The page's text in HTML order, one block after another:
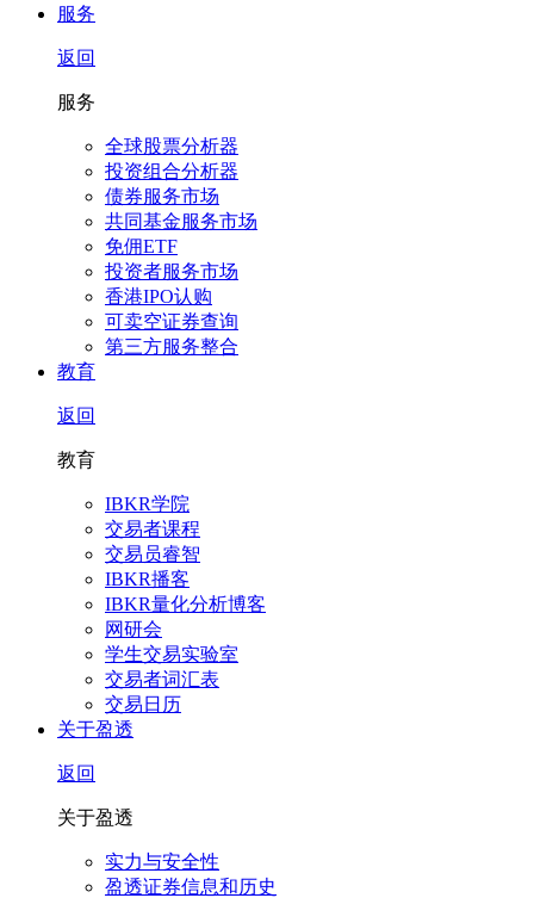
服务
返回
服务
全球股票分析器
投资组合分析器
债券服务市场
共同基金服务市场
免佣ETF
投资者服务市场
香港IPO认购
可卖空证券查询
第三方服务整合
教育
返回
教育
IBKR学院
交易者课程
交易员睿智
IBKR播客
IBKR量化分析博客
网研会
学生交易实验室
交易者词汇表
交易日历
关于盈透
返回
关于盈透
实力与安全性
盈透证券信息和历史